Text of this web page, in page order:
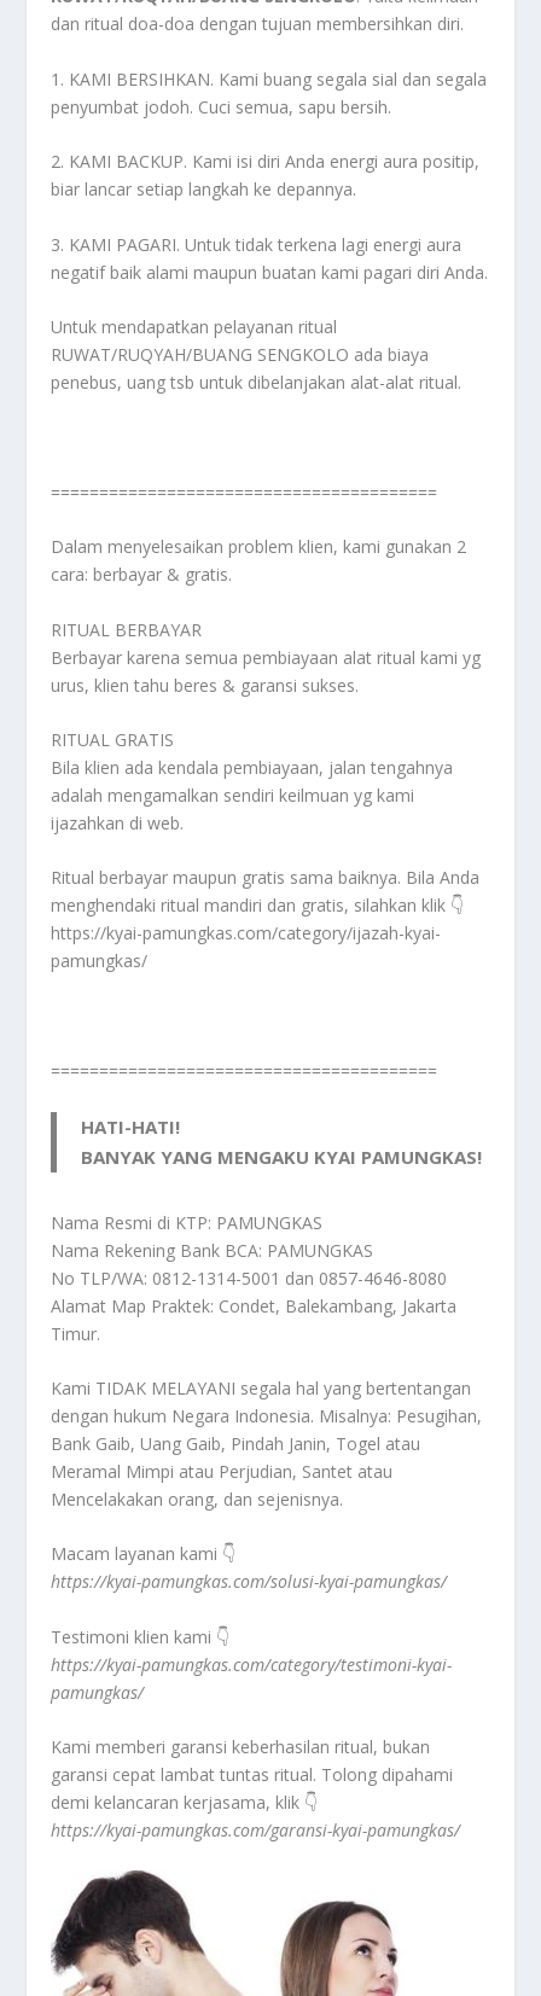
dan ritual doa-doa dengan tujuan membersihkan diri.
1. KAMI BERSIHKAN. Kami buang segala sial dan segala
penyumbat jodoh. Cuci semua, sapu bersih.
2. KAMI BACKUP. Kami isi diri Anda energi aura positip,
biar lancar setiap langkah ke depannya.
3. KAMI PAGARI. Untuk tidak terkena lagi energi aura
negatif baik alami maupun buatan kami pagari diri Anda.
Untuk mendapatkan pelayanan ritual
RUWAT/RUQYAH/BUANG SENGKOLO ada biaya
penebus, uang tsb untuk dibelanjakan alat-alat ritual.
========================================
Dalam menyelesaikan problem klien, kami gunakan 2
cara: berbayar & gratis.
RITUAL BERBAYAR
Berbayar karena semua pembiayaan alat ritual kami yg
urus, klien tahu beres & garansi sukses.
RITUAL GRATIS
Bila klien ada kendala pembiayaan, jalan tengahnya
adalah mengamalkan sendiri keilmuan yg kami
ijazahkan di web.
Ritual berbayar maupun gratis sama baiknya. Bila Anda
menghendaki ritual mandiri dan gratis, silahkan klik 👇
https://kyai-pamungkas.com/category/ijazah-kyai-
pamungkas/
========================================
HATI-HATI!
BANYAK YANG MENGAKU KYAI PAMUNGKAS!
Nama Resmi di KTP: PAMUNGKAS
Nama Rekening Bank BCA: PAMUNGKAS
No TLP/WA: 0812-1314-5001 dan 0857-4646-8080
Alamat Map Praktek: Condet, Balekambang, Jakarta
Timur.
Kami TIDAK MELAYANI segala hal yang bertentangan
dengan hukum Negara Indonesia. Misalnya: Pesugihan,
Bank Gaib, Uang Gaib, Pindah Janin, Togel atau
Meramal Mimpi atau Perjudian, Santet atau
Mencelakakan orang, dan sejenisnya.
Macam layanan kami 👇
https://kyai-pamungkas.com/solusi-kyai-pamungkas/
Testimoni klien kami 👇
https://kyai-pamungkas.com/category/testimoni-kyai-
pamungkas/
Kami memberi garansi keberhasilan ritual, bukan
garansi cepat lambat tuntas ritual. Tolong dipahami
demi kelancaran kerjasama, klik 👇
https://kyai-pamungkas.com/garansi-kyai-pamungkas/